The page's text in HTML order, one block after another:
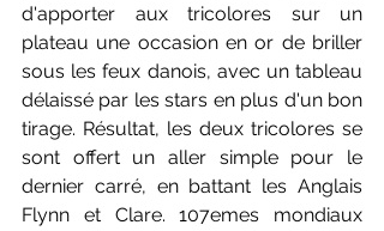
d'apporter aux tricolores sur un
plateau une occasion en or de briller
sous les feux danois, avec un tableau
délaissé par les stars en plus d'un bon
tirage. Résultat, les deux tricolores se
sont offert un aller simple pour le
dernier carré, en battant les Anglais
Flynn et Clare. 107emes mondiaux